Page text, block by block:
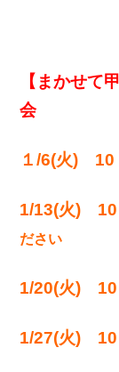
【まかせて
会
１/6(火)
1/13(火)
ださい
1/20(火)
1/27(火)